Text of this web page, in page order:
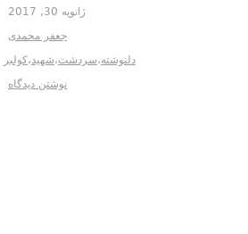
ژانویه 30, 2017
جعفر محمدی
دلنوشته،سردشت،شهید ،کولبر
نوشتن دیدگاه